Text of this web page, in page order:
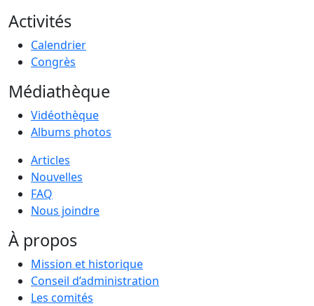
Activités
Calendrier
Congrès
Médiathèque
Vidéothèque
Albums photos
Articles
Nouvelles
FAQ
Nous joindre
À propos
Mission et historique
Conseil d’administration
Les comités